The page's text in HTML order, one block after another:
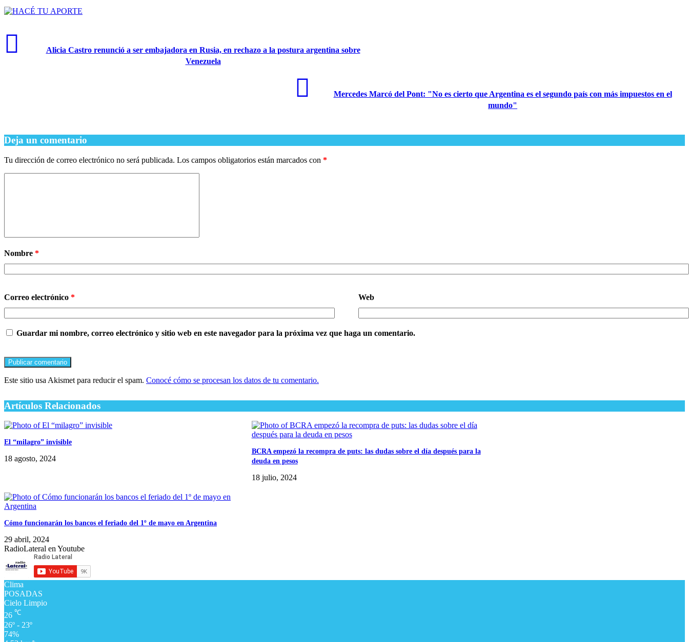
Alicia Castro renunció a ser embajadora en Rusia, en rechazo a la postura argentina sobre
Venezuela
Mercedes Marcó del Pont: "No es cierto que Argentina es el segundo país con más impuestos en el
mundo"
Deja un comentario
Tu dirección de correo electrónico no será publicada. Los campos obligatorios están marcados con *
Nombre *
Correo electrónico * Web
Guardar mi nombre, correo electrónico y sitio web en este navegador para la próxima vez que haga un comentario.
Este sitio usa Akismet para reducir el spam. Conocé cómo se procesan los datos de tu comentario.
Artículos Relacionados
El “milagro” invisible
18 agosto, 2024
BCRA empezó la recompra de puts: las dudas sobre el día después para la
deuda en pesos
18 julio, 2024
Cómo funcionarán los bancos el feriado del 1º de mayo en Argentina
29 abril, 2024
RadioLateral en Youtube
Clima
POSADAS
Cielo Limpio
26 ℃
26º - 23º
74%